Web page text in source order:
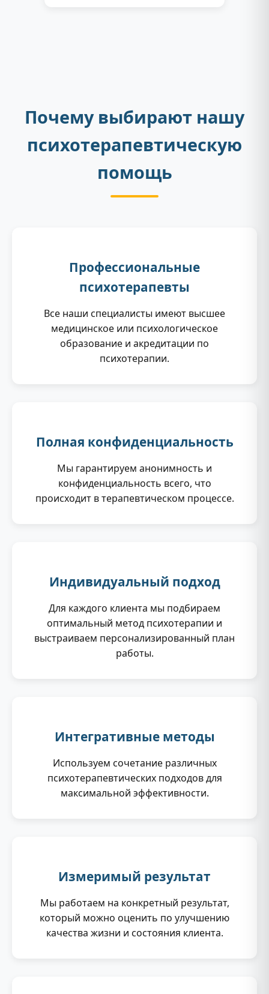
Почему выбирают нашу
психотерапевтическую
помощь
Профессиональные
психотерапевты
Все наши специалисты имеют высшее
медицинское или психологическое
образование и акредитации по
психотерапии.
Полная конфиденциальность
Мы гарантируем анонимность и
конфиденциальность всего, что
происходит в терапевтическом процессе.
Индивидуальный подход
Для каждого клиента мы подбираем
оптимальный метод психотерапии и
выстраиваем персонализированный план
работы.
Интегративные методы
Используем сочетание различных
психотерапевтических подходов для
максимальной эффективности.
Измеримый результат
Мы работаем на конкретный результат,
который можно оценить по улучшению
качества жизни и состояния клиента.